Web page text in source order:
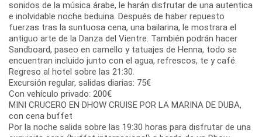
sonidos de la música árabe, le harán disfrutar de una autentica
e inolvidable noche beduina. Después de haber repuesto
fuerzas tras la suntuosa cena, una bailarina, le mostrara el
antiguo arte de la Danza del Vientre. También podrán hacer
Sandboard, paseo en camello y tatuajes de Henna, todo se
encuentran incluido junto con el agua, refrescos, te y café.
Regreso al hotel sobre las 21:30.
Excursión regular, salidas diarias: 75€
Con vehículo privado: 200€
MINI CRUCERO EN DHOW CRUISE POR LA MARINA DE DUBA,
con cena buffet
Por la noche salida sobre las 19:30 horas para disfrutar de una